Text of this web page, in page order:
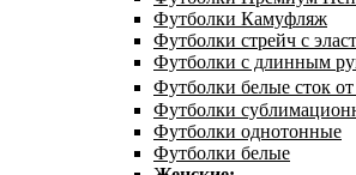
Футболки Камуфляж
Футболки стрейч с
Футболки с длинным
Футболки белые сток
Футболки
Футболки однотонные
Футболки белые